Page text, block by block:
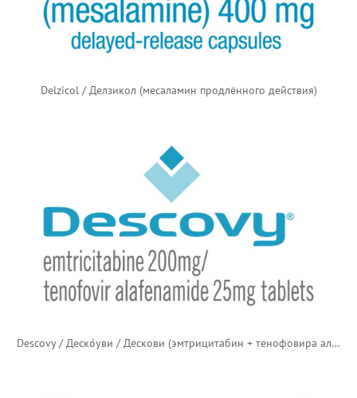
Delzicol / Делзикол (месаламин продлённого действия)
Descovy / Деско́уви / Дескови (эмтрицитабин + тенофовира алафенамид)